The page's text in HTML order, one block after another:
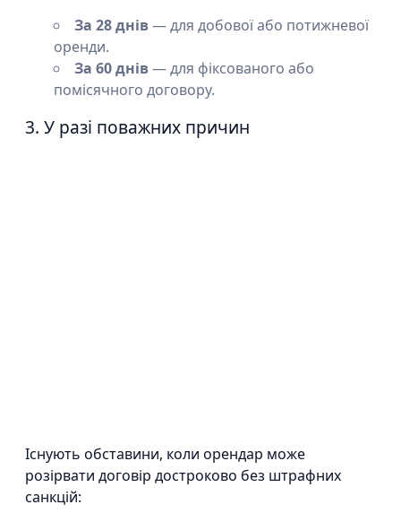
За 28 днів— для добової або потижневої
оренди.
За 60 днів— для фіксованого або
помісячного договору.
3. У разі поважних причин
Існують обставини, коли орендар може
розірвати договір достроково без штрафних
санкцій: